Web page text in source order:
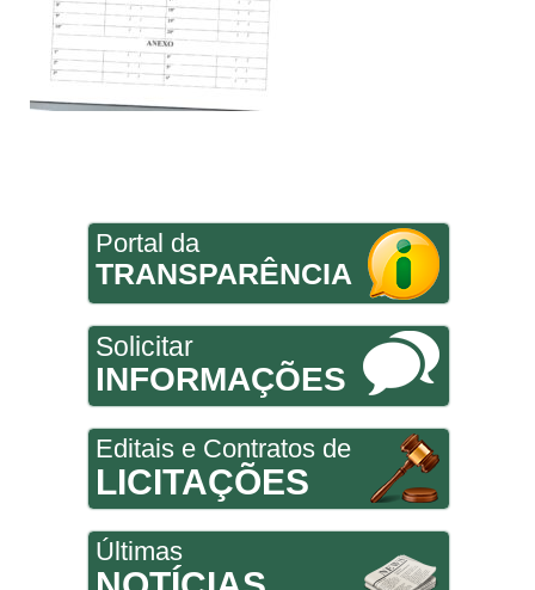
Portal da
TRANSPARÊNCIA
Solicitar
INFORMAÇÕES
Editais e Contratos de
LICITAÇÕES
Últimas